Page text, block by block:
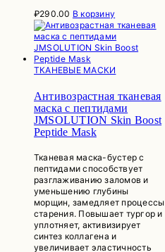
₽290.00 В корзину
ТКАНЕВЫЕ МАСКИ
Антивозрастная тканевая
маска с пептидами
JMSOLUTION Skin Boost
Peptide Mask
Тканевая маска-бустер с
пептидами способствует
разглаживанию заломов и
уменьшению глубины
морщин, замедляет процессы
старения. Повышает тургор и
уплотняет, активизирует
синтез коллагена и
увеличивает эластичность